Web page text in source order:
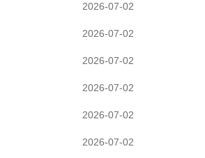
2026-07-02
2026-07-02
2026-07-02
2026-07-02
2026-07-02
2026-07-02